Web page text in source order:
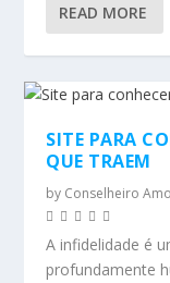
READ MORE
SITE PARA
QUE TRAEM
by Conselheiro
A infidelidade é
profundamente